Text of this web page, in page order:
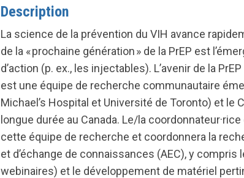
Description
La science de la prévention du VIH avance
de la « prochaine génération » de la PrEP est
d’action (p. ex., les injectables). L’avenir de la
est une équipe de recherche communautaire
Michael’s Hospital et Université de Toronto) et le
longue durée au Canada. Le/la
cette équipe de recherche et coordonnera la
et d’échange de connaissances (AEC), y
webinaires) et le développement de matériel